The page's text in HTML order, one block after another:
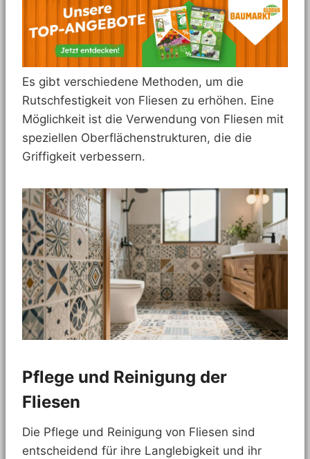
Es gibt verschiedene Methoden, um die
Rutschfestigkeit von Fliesen zu erhöhen. Eine
Möglichkeit ist die Verwendung von Fliesen mit
speziellen Oberflächenstrukturen, die die
Griffigkeit verbessern.
Pflege und Reinigung der
Fliesen
Die Pflege und Reinigung von Fliesen sind
entscheidend für ihre Langlebigkeit und ihr